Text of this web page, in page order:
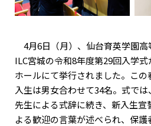
4月6日（月）、仙台育英学園高
ILC宮城の令和8年度第29回入学
ホールにて挙行されました。こ
入生は男女合わせて34名。式で
先生による式辞に続き、新入生
よる歓迎の言葉が述べられ、保